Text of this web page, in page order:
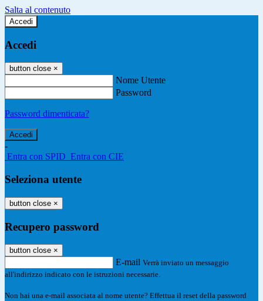
Salta al contenuto
Accedi
Accedi
button close ×
Nome Utente
Password
Password dimenticata?
-
Entra con SPID Entra con CIE
Seleziona utente
button close ×
Recupero password
button close ×
E-mail Verrà inviato un messaggio
all'indirizzo indicato con le istruzioni necessarie.
Non hai una e-mail associata al nome utente? Effettua il reset della password